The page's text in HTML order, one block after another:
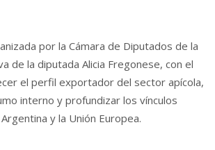
por la Cámara de Diputados de la
de la diputada Alicia Fregonese, con el
el perfil exportador del sector apícola,
interno y profundizar los vínculos
y la Unión Europea.